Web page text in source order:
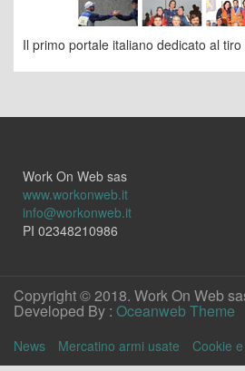
Il primo portale italiano dedicato al tiro
Work On Web sas
www.workonweb.it
info@workonweb.it
PI 02348210986
Copyright © 2018. Work On Web
Developed By : Oceanweb Theme
News Mercatino armi usate Cookie